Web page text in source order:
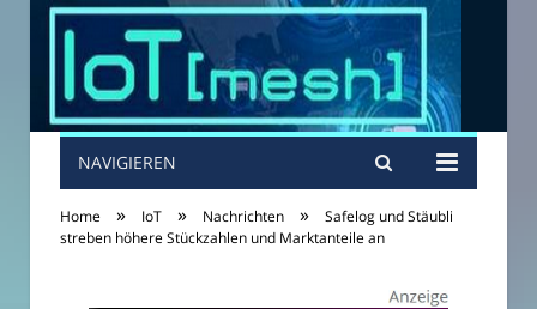
NAVIGIEREN
Home » IoT » Nachrichten »
Safelog und Stäubli
streben höhere Stückzahlen und Marktanteile an